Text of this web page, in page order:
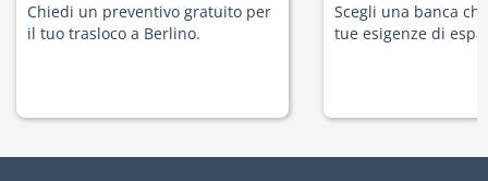
Chiedi un preventivo gratuito per
il tuo trasloco a Berlino.
Scegli una banca
tue esigenze di